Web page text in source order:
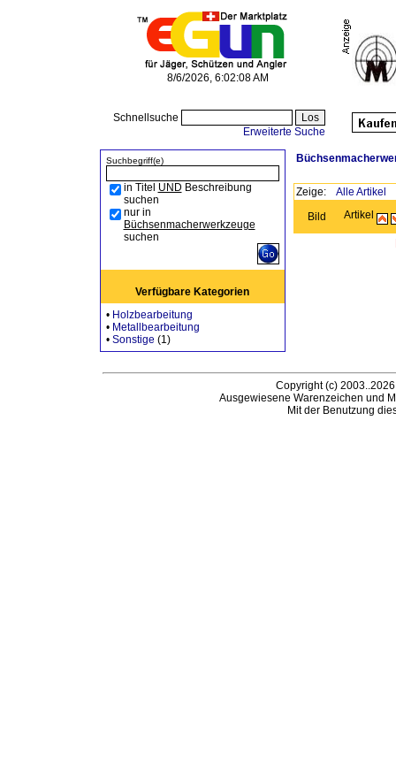
8/6/2026, 6:02:08 AM
Schnellsuche
Erweiterte Suche
Suchbegriff(e)
in Titel UND Beschreibung
suchen
nur in
Büchsenmacherwerkzeuge
suchen
Verfügbare Kategorien
• Holzbearbeitung
• Metallbearbeitung
• Sonstige (1)
Zeige: Alle Artikel
Bild
Artikel
Copyright (c)
Ausgewiesene Warenzeichen und
Mit der Benutzung